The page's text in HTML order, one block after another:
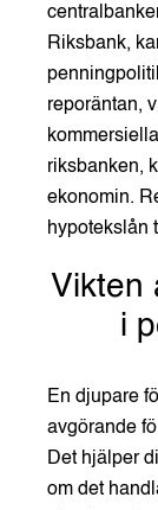
Riksbank,
reporäntan,
riksbanken,
ekonomin.
hypotekslån
Vikten
i
En djupare
avgörande
Det hjälper
om det